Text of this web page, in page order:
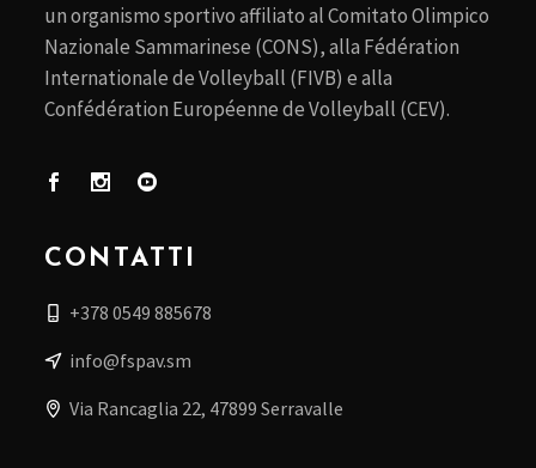
un organismo sportivo affiliato al Comitato Olimpico
Nazionale Sammarinese (CONS), alla Fédération
Internationale de Volleyball (FIVB) e alla
Confédération Européenne de Volleyball (CEV).
CONTATTI
+378 0549 885678
info@fspav.sm
Via Rancaglia 22, 47899 Serravalle